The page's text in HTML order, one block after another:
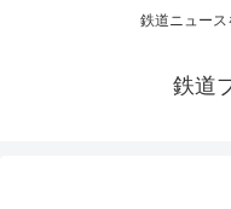
鉄道ニュー
鉄道